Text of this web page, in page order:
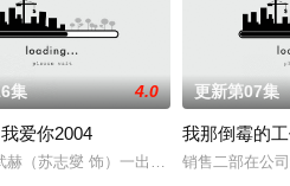
。热爱写作的她在网上写作，没
将关羽、张飞等名将封在象棋棋子中，
集 4.0
爱你2004
赫（苏志燮 饰）一出生就被父母抛弃了
更新第07集
我那倒霉的
销售二部在公